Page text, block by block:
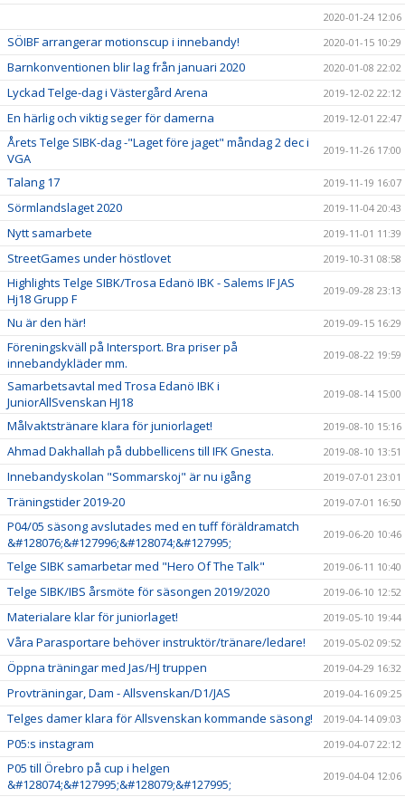
2020-01-24 12:06
SÖIBF arrangerar motionscup i innebandy! 2020-01-15 10:29
Barnkonventionen blir lag från januari 2020 2020-01-08 22:02
Lyckad Telge-dag i Västergård Arena 2019-12-02 22:12
En härlig och viktig seger för damerna 2019-12-01 22:47
Årets Telge SIBK-dag -"Laget före jaget" måndag 2 dec i
VGA
2019-11-26 17:00
Talang 17 2019-11-19 16:07
Sörmlandslaget 2020 2019-11-04 20:43
Nytt samarbete 2019-11-01 11:39
StreetGames under höstlovet 2019-10-31 08:58
Highlights Telge SIBK/Trosa Edanö IBK - Salems IF JAS
Hj18 Grupp F
2019-09-28 23:13
Nu är den här! 2019-09-15 16:29
Föreningskväll på Intersport. Bra priser på
innebandykläder mm.
2019-08-22 19:59
Samarbetsavtal med Trosa Edanö IBK i
JuniorAllSvenskan HJ18
2019-08-14 15:00
Målvaktstränare klara för juniorlaget! 2019-08-10 15:16
Ahmad Dakhallah på dubbellicens till IFK Gnesta. 2019-08-10 13:51
Innebandyskolan "Sommarskoj" är nu igång 2019-07-01 23:01
Träningstider 2019-20 2019-07-01 16:50
P04/05 säsong avslutades med en tuff föräldramatch
&#128076;&#127996;&#128074;&#127995;
2019-06-20 10:46
Telge SIBK samarbetar med "Hero Of The Talk" 2019-06-11 10:40
Telge SIBK/IBS årsmöte för säsongen 2019/2020 2019-06-10 12:52
Materialare klar för juniorlaget! 2019-05-10 19:44
Våra Parasportare behöver instruktör/tränare/ledare! 2019-05-02 09:52
Öppna träningar med Jas/HJ truppen 2019-04-29 16:32
Provträningar, Dam - Allsvenskan/D1/JAS 2019-04-16 09:25
Telges damer klara för Allsvenskan kommande säsong! 2019-04-14 09:03
P05:s instagram 2019-04-07 22:12
P05 till Örebro på cup i helgen
&#128074;&#127995;&#128079;&#127995;
2019-04-04 12:06